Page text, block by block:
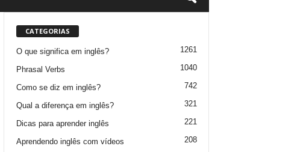
CATEGORIAS
O que significa em inglês? 1261
Phrasal Verbs 1040
Como se diz em inglês? 742
Qual a diferença em inglês? 321
Dicas para aprender inglês 221
Aprendendo inglês com vídeos 208